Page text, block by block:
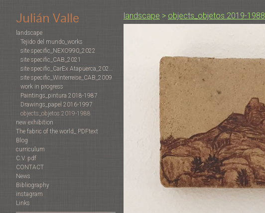
Julián Valle
landscape
Tejido del mundo_works
site specific_NEXO990_2022
site specific_CAB_2021
site specific_CarEx Atapuerca_2022-2019
site specific_Winterreise_CAB_2009
work in progress
Paintings_pintura 2018-1987
Drawings_papel 2016-1997
objects_objetos 2019-1988
new exhibition
The fabric of the world_ PDFtext
Blog
curriculum
C.V. pdf
CONTACT
News
Bibliography
instagram
Links
landscape > objects_objetos 2019-1988